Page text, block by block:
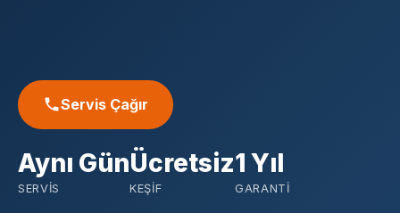
Servis Çağır
Aynı Gün
SERVIS
Ücretsiz
KEŞIF
1 Yıl
GARANTI